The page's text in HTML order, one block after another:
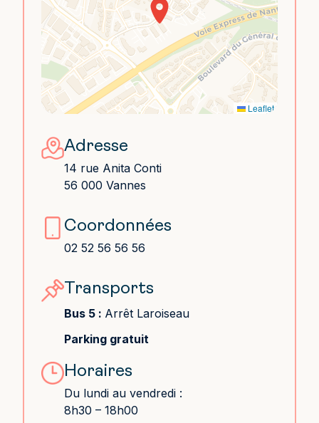
Leaflet
Adresse
14 rue Anita Conti
56 000 Vannes
Coordonnées
02 52 56 56 56
Transports
Bus 5 : Arrêt Laroiseau
Parking gratuit
Horaires
Du lundi au vendredi :
8h30 – 18h00